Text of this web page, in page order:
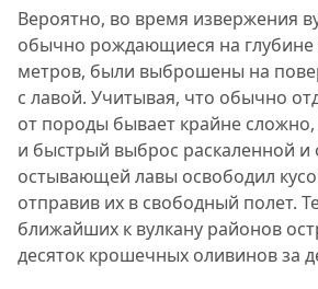
Вероятно, во время извержения
обычно рождающиеся на глубине
метров, были выброшены на
с лавой. Учитывая, что обычно
от породы бывает крайне
и быстрый выброс раскаленной и
остывающей лавы освободил
отправив их в свободный полет.
ближайших к вулкану районов
десяток крошечных оливинов за